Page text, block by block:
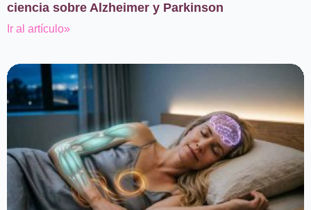
ciencia sobre Alzheimer y Parkinson
Ir al artículo»